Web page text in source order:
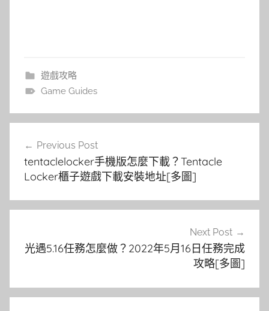
遊戲攻略
Game Guides
覽
Previous Post
tentaclelocker手機版怎麼下載？Tentacle
Locker櫃子遊戲下載安裝地址[多圖]
Next Post
光遇5.16任務怎麼做？2022年5月16日任務完成
攻略[多圖]